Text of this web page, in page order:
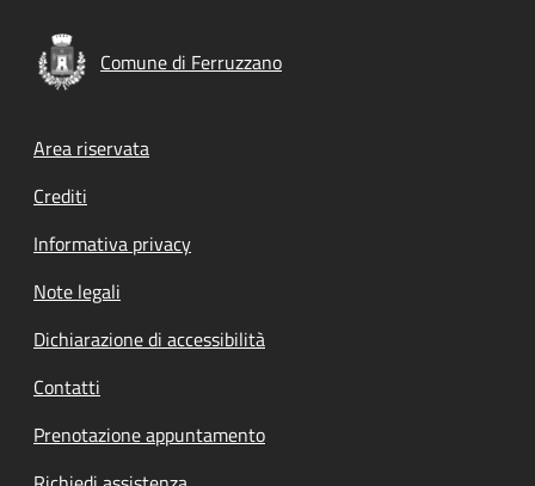
Comune di Ferruzzano
Footer menu
Area riservata
Crediti
Informativa privacy
Note legali
Dichiarazione di accessibilità
Contatti
Prenotazione appuntamento